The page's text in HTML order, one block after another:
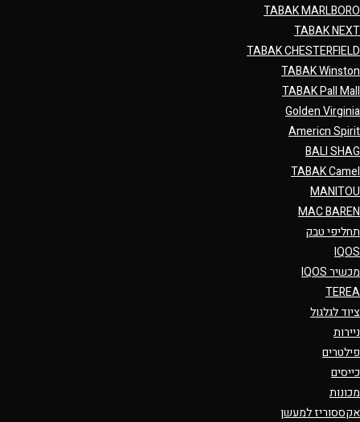
TABAK MARLBORO
TABAK NEXT
TABAK CHESTERFIELD
TABAK Winston
TABAK Pall Mall
Golden Virginia
Americn Spirit
BALI SHAG
TABAK Camel
MANITOU
MAC BAREN
תחליפי טבק
IQOS
מכשיר IQOS
TEREA
ציוד לגלגול
ניירות
פילטרים
כייסים
מכונות
אקססוריז למעשן